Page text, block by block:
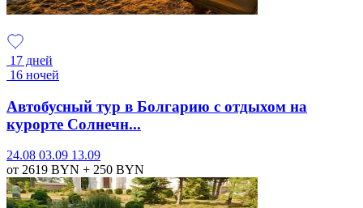
17 дней
16 ночей
Автобусный тур в Болгарию с отдыхом на
курорте Солнечн...
24.08 03.09 13.09
от 2619 BYN + 250 BYN